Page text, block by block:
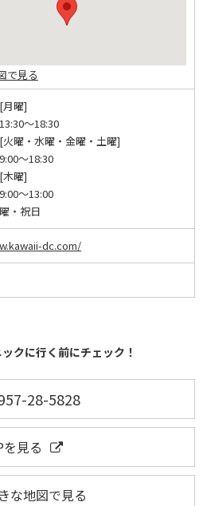
で見る
[月曜]
13:30～18:30
[火曜・水曜・金曜・土曜]
9:00～18:30
[木曜]
9:00～13:00
・祝日
dc.com/
クに行く前にチェック！
28-5828
を見る
な地図で見る